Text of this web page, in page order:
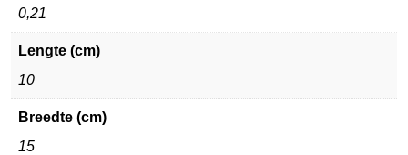
0,21
Lengte (cm)
10
Breedte (cm)
15